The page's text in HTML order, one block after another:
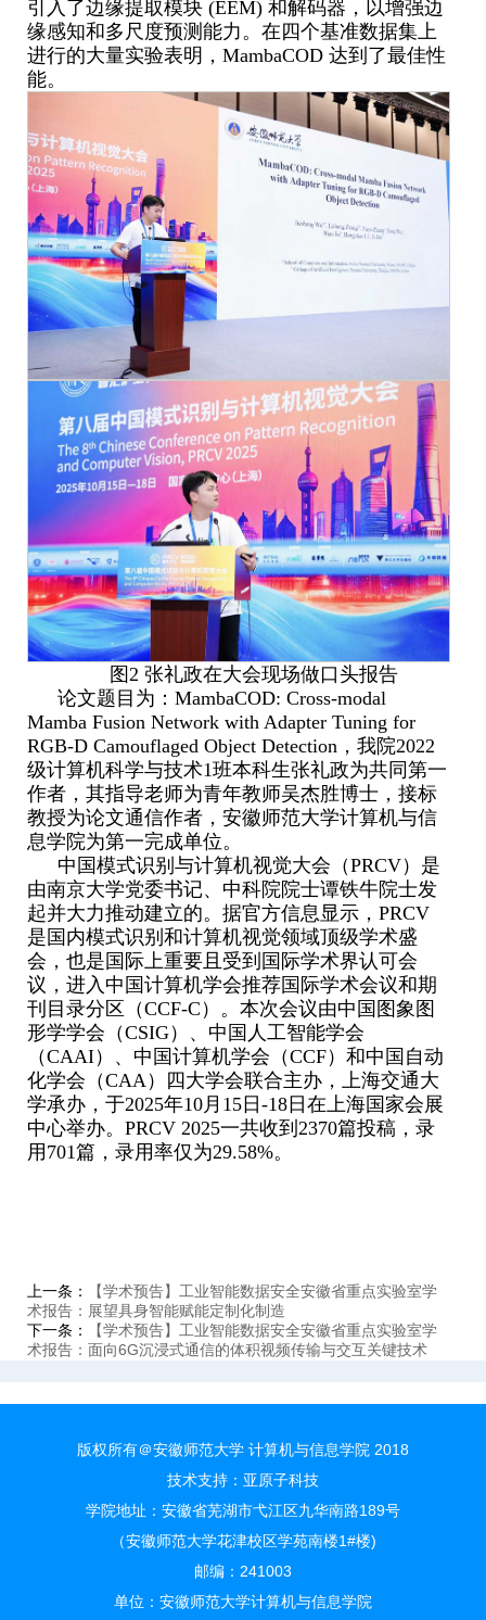
引入了边缘提取模块 (EEM) 和解码器，以增强边
缘感知和多尺度预测能力。在四个基准数据集上
进行的大量实验表明， MambaCOD 达到了最佳性
能。
图 2 张礼政在大会现场做口头报告
论文题目为： MambaCOD: Cross-modal
Mamba Fusion Network with Adapter Tuning for
RGB-D Camouflaged Object Detection ，我院2022
级计算机科学与技术1班本科生张礼政为共同第一
作者，其指导老师为青年教师吴杰胜博士，接标
教授为论文通信作者，安徽师范大学计算机与信
息学院为第一完成单位。
中国模式识别与计算机视觉大会（PRCV）是
由南京大学党委书记、中科院院士谭铁牛院士发
起并大力推动建立的。据官方信息显示， PRCV
是国内模式识别和计算机视觉领域顶级学术盛
会，也是国际上重要且受到国际学术界认可会
议，进入中国计算机学会推荐国际学术会议和期
刊目录分区（CCF-C ）。本次会议由中国图象图
形学学会（CSIG）、中国人工智能学会
（CAAI）、中国计算机学会（CCF）和中国自动
化学会（CAA）四大学会联合主办，上海交通大
学承办，于2025年10月 15 日 -18 日在上海国家会展
中心举办。 PRCV 2025一共收到 2370篇投稿，录
用 701篇，录用率仅为29.58%。
上一条：
【学术预告】工业智能数据安全安徽省重点实验室学
术报告：展望具身智能赋能定制化制造
下一条：
【学术预告】工业智能数据安全安徽省重点实验室学
术报告：面向6G沉浸式通信的体积视频传输与交互关键技术
版权所有＠安徽师范大学 计算机与信息学院 2018
技术支持： 亚原子科技
学院地址：安徽省芜湖市弋江区九华南路189号
（安徽师范大学花津校区学苑南楼1#楼)
邮编：241003
单位：安徽师范大学计算机与信息学院